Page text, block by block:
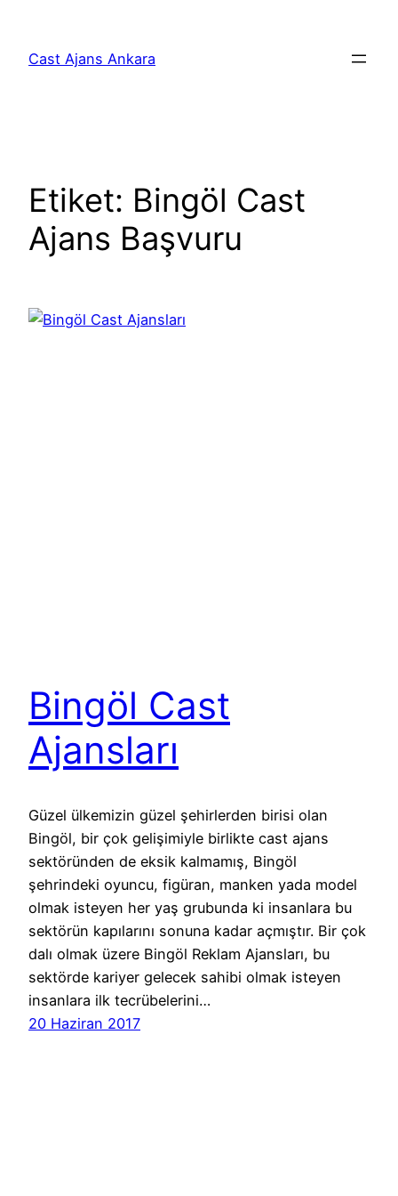
Cast Ajans Ankara
Etiket: Bingöl Cast
Ajans Başvuru
Bingöl Cast
Ajansları
Güzel ülkemizin güzel şehirlerden birisi olan
Bingöl, bir çok gelişimiyle birlikte cast ajans
sektöründen de eksik kalmamış, Bingöl
şehrindeki oyuncu, figüran, manken yada model
olmak isteyen her yaş grubunda ki insanlara bu
sektörün kapılarını sonuna kadar açmıştır. Bir çok
dalı olmak üzere Bingöl Reklam Ajansları, bu
sektörde kariyer gelecek sahibi olmak isteyen
insanlara ilk tecrübelerini…
20 Haziran 2017